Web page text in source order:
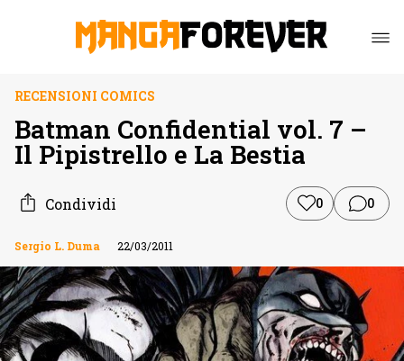
RECENSIONI COMICS
Batman Confidential vol. 7 –
Il Pipistrello e La Bestia
Condividi 0 0
Sergio L. Duma 22/03/2011